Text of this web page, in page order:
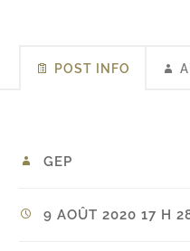
POST INFO
GEP
9 AOÛT 2020 17 H